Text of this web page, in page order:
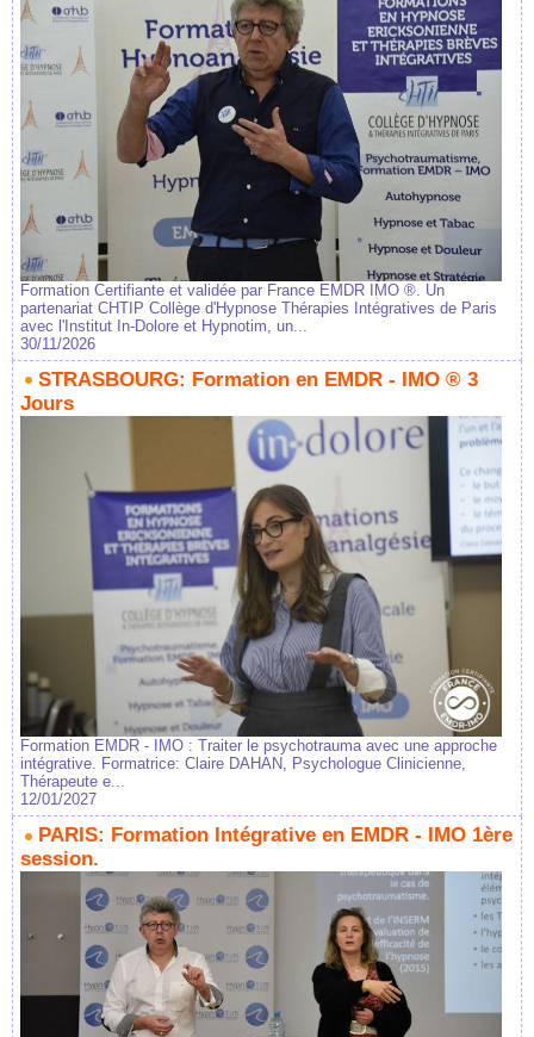
Formation Certifiante et validée par France EMDR IMO ®. Un
partenariat CHTIP Collège d'Hypnose Thérapies Intégratives de Paris
avec l'Institut In-Dolore et Hypnotim, un...
30/11/2026
STRASBOURG: Formation en EMDR - IMO ® 3
Jours
Formation EMDR - IMO : Traiter le psychotrauma avec une approche
intégrative. Formatrice: Claire DAHAN, Psychologue Clinicienne,
Thérapeute e...
12/01/2027
PARIS: Formation Intégrative en EMDR - IMO 1ère
session.